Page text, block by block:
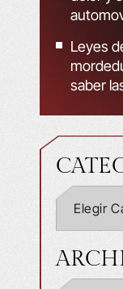
Leyes
saber